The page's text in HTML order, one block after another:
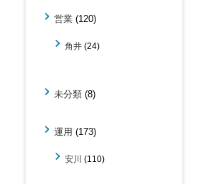
営業 (120)
角井 (24)
未分類 (8)
運用 (173)
安川 (110)